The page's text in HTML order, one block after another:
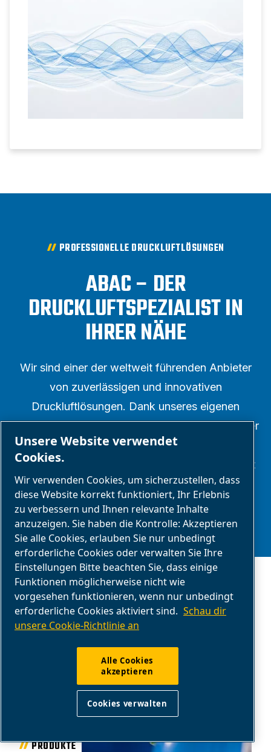
PROFESSIONELLE DRUCKLUFTLÖSUNGEN
ABAC – DER
DRUCKLUFTSPEZIALIST IN
IHRER NÄHE
Wir sind einer der weltweit führenden Anbieter
von zuverlässigen und innovativen
Druckluftlösungen. Dank unseres eigenen
Forschungs- und Entwicklungsteams und unserer
umfangreichen Erfahrung im Druckluftsektor
heben wir uns durch Technologie, Funktionalität
und Design von der Masse ab.
Benötigen Sie Hilfe?
PRODUKTE
Unsere Website verwendet
Cookies.
Wir verwenden Cookies, um sicherzustellen, dass
diese Website korrekt funktioniert, Ihr Erlebnis
zu verbessern und Ihnen relevante Inhalte
anzuzeigen. Sie haben die Kontrolle: Akzeptieren
Sie alle Cookies, erlauben Sie nur unbedingt
erforderliche Cookies oder verwalten Sie Ihre
Einstellungen Bitte beachten Sie, dass einige
Funktionen möglicherweise nicht wie
vorgesehen funktionieren, wenn nur unbedingt
erforderliche Cookies aktiviert sind. Schau dir
unsere Cookie-Richtlinie an
Alle Cookies
akzeptieren
Cookies verwalten